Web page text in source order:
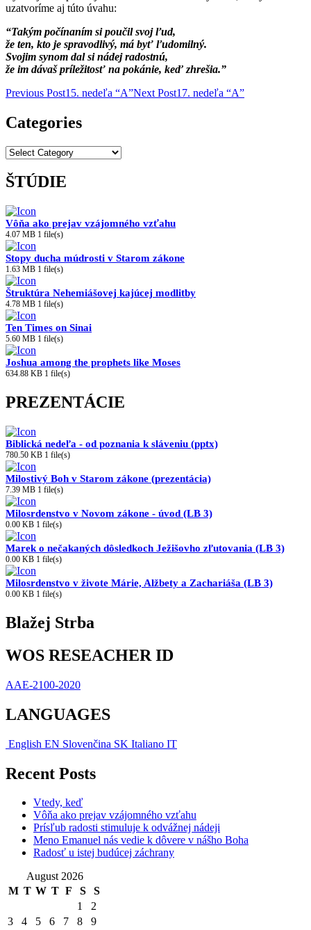
uzatvoríme aj túto úvahu:
“Takým počínaním si poučil svoj ľud,
že ten, kto je spravodlivý, má byť ľudomilný.
Svojim synom dal si nádej radostnú,
že im dávaš príležitosť na pokánie, keď zhrešia.”
Post
navigation
Previous Post15. nedeľa “A”Next Post17. nedeľa “A”
Categories
Categories
ŠTÚDIE
Vôňa ako prejav vzájomného vzťahu
4.07 MB 1 file(s)
Stopy ducha múdrosti v Starom zákone
1.63 MB 1 file(s)
Štruktúra Nehemiášovej kajúcej modlitby
4.78 MB 1 file(s)
Ten Times on Sinai
5.60 MB 1 file(s)
Joshua among the prophets like Moses
634.88 KB 1 file(s)
PREZENTÁCIE
Biblická nedeľa - od poznania k sláveniu (pptx)
780.50 KB 1 file(s)
Milostivý Boh v Starom zákone (prezentácia)
7.39 MB 1 file(s)
Milosrdenstvo v Novom zákone - úvod (LB 3)
0.00 KB 1 file(s)
Marek o nečakaných dôsledkoch Ježišovho zľutovania (LB 3)
0.00 KB 1 file(s)
Milosrdenstvo v živote Márie, Alžbety a Zachariáša (LB 3)
0.00 KB 1 file(s)
Blažej Strba
WOS RESEACHER ID
AAE-2100-2020
LANGUAGES
English EN Slovenčina SK Italiano IT
Recent Posts
Vtedy, keď
Vôňa ako prejav vzájomného vzťahu
Prísľub radosti stimuluje k odvážnej nádeji
Meno Emanuel nás vedie k dôvere v nášho Boha
Radosť u istej budúcej záchrany
August 2026
M T W T F S
S
1
2
3
4 5 6 7 8
9